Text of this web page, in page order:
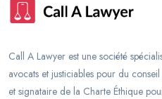
Call A Lawyer est une société
avocats et justiciables pour du
et signataire de la Charte Éthique